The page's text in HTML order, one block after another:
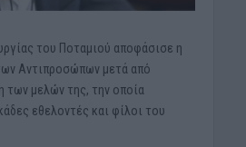
του Ποταμιού αποφάσισε η
Αντιπροσώπων μετά από
των μελών της, την οποία
εθελοντές και φίλοι του